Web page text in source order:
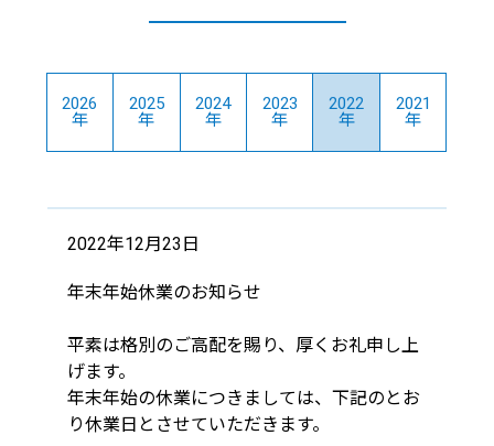
2022年12月23日
年末年始休業のお知らせ
平素は格別のご高配を賜り、厚くお礼申し上
げます。
年末年始の休業につきましては、下記のとお
り休業日とさせていただきます。
2026
年
2025
年
2024
年
2023
年
2022
年
2021
年